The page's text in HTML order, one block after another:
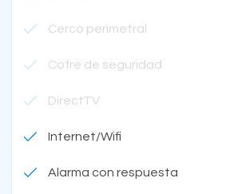
Cerco perimetral
Cofre de seguridad
DirectTV
Internet/Wifi
Alarma con respuesta